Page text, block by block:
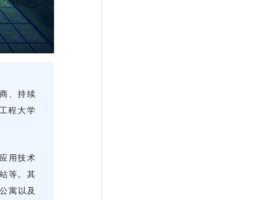
、持续
程大学
用技术
等。其
寓以及